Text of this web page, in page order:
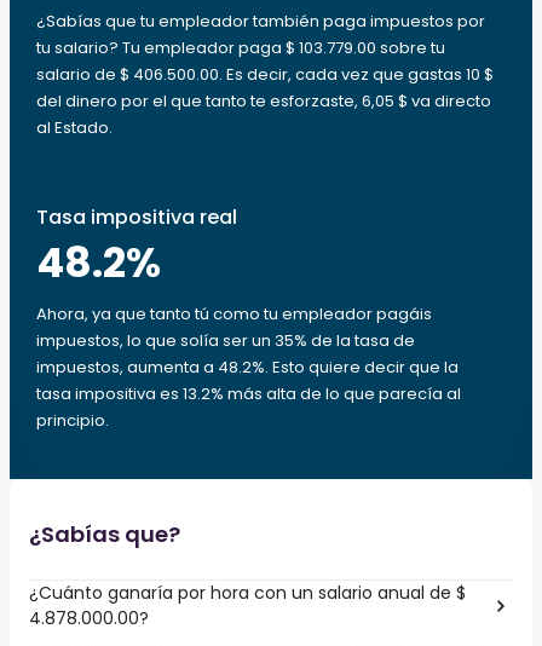
¿Sabías que tu empleador también paga impuestos por
tu salario? Tu empleador paga $ 103.779.00 sobre tu
salario de $ 406.500.00. Es decir, cada vez que gastas 10 $
del dinero por el que tanto te esforzaste, 6,05 $ va directo
al Estado.
Tasa impositiva real
48.2%
Ahora, ya que tanto tú como tu empleador pagáis
impuestos, lo que solía ser un 35% de la tasa de
impuestos, aumenta a 48.2%. Esto quiere decir que la
tasa impositiva es 13.2% más alta de lo que parecía al
principio.
¿Sabías que?
¿Cuánto ganaría por hora con un salario anual de $
4.878.000.00?